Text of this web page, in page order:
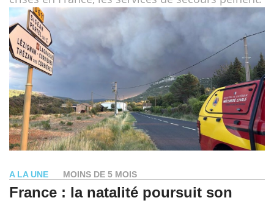
A LA UNE MOINS DE 5 MOIS
France : la natalité poursuit son